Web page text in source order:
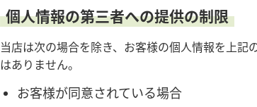
個人情報の第三者への提供の制限
当店は次の場合を除き、お客様の個人情報を上記
はありません。
お客様が同意されている場合